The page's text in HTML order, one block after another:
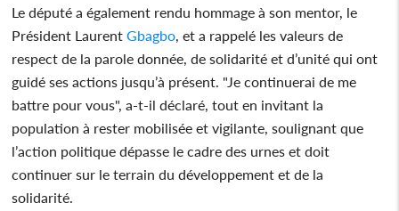
Le député a également rendu hommage à son mentor, le
Président LaurentGbagbo , et a rappelé les valeurs de
respect de la parole donnée, de solidarité et d’unité qui ont
guidé ses actions jusqu’à présent. "Je continuerai de me
battre pour vous", a-t-il déclaré, tout en invitant la
population à rester mobilisée et vigilante, soulignant que
l’action politique dépasse le cadre des urnes et doit
continuer sur le terrain du développement et de la
solidarité.